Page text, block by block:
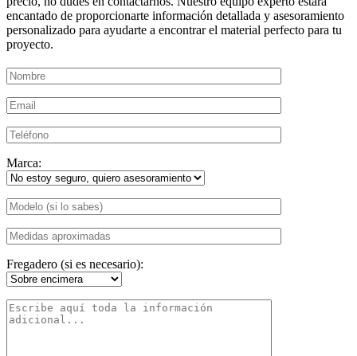
encantado de proporcionarte información detallada y asesoramiento
personalizado para ayudarte a encontrar el material perfecto para tu
proyecto.
Marca:
Fregadero (si es necesario):